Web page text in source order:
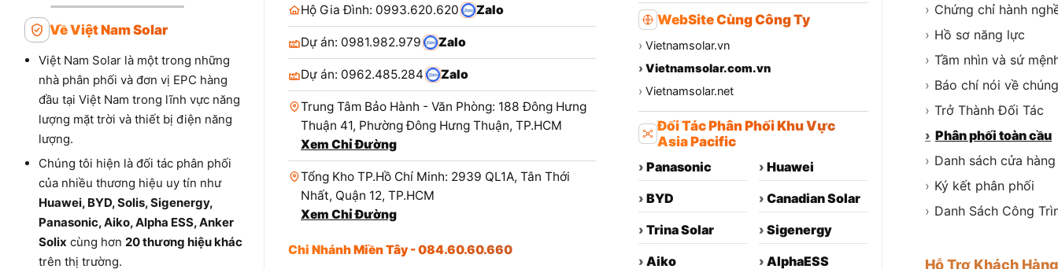
Về Việt Nam Solar
Việt Nam Solar là một trong những
nhà phân phối và đơn vị EPC hàng
đầu tại Việt Nam trong lĩnh vực năng
lượng mặt trời và thiết bị điện năng
lượng.
Chúng tôi hiện là đối tác phân phối
của nhiều thương hiệu uy tín như
Huawei, BYD, Solis, Sigenergy,
Panasonic, Aiko, Alpha ESS, Anker
Solix cùng hơn 20 thương hiệu khác
trên thị trường.
Hộ Gia Đình: 0993.620.620
Zalo
Dự án: 0981.982.979 Zalo
Dự án: 0962.485.284 Zalo
Trung Tâm Bảo Hành - Văn Phòng: 188 Đông Hưng
Thuận 41, Phường Đông Hưng Thuận, TP.HCM
Xem Chỉ Đường
Tổng Kho TP.Hồ Chí Minh: 2939 QL1A, Tân Thới
Nhất, Quận 12, TP.HCM
Xem Chỉ Đường
Chi Nhánh Miền Tây - 084.60.60.660
WebSite Cùng Công Ty
› Vietnamsolar.vn
› Vietnamsolar.com.vn
› Vietnamsolar.net
Đối Tác Phân Phối Khu Vực
Asia Pacific
› Panasonic › Huawei
› BYD › Canadian Solar
› Trina Solar › Sigenergy
› Aiko › AlphaESS
› Chứng chỉ hành
› Hồ sơ năng lực
› Tầm nhìn và sứ
› Báo chí nói về
› Trở Thành Đối Tác
› Phân phối toàn cầu
› Danh sách cửa hàng
› Ký kết phân phối
› Danh Sách Công
Hỗ Trợ Khách Hàng